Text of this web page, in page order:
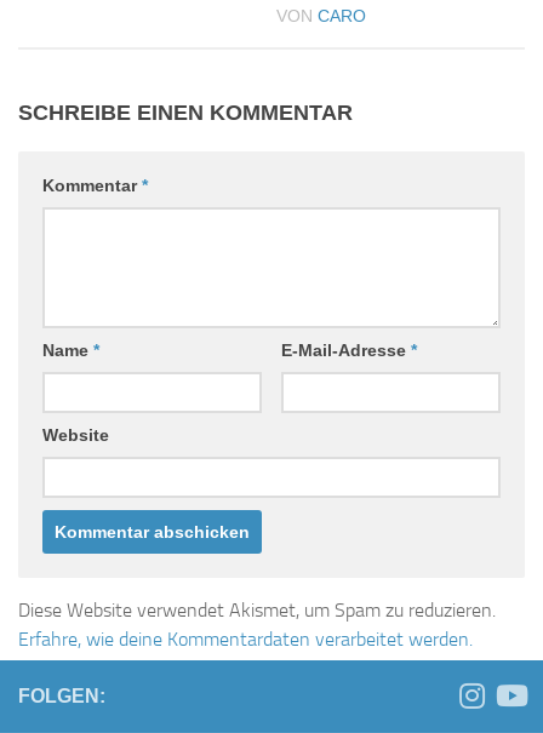
VON CARO
SCHREIBE EINEN KOMMENTAR
Kommentar*
Name * E-Mail-Adresse *
Website
Diese Website verwendet Akismet, um Spam zu reduzieren.
Erfahre, wie deine Kommentardaten verarbeitet werden.
FOLGEN: